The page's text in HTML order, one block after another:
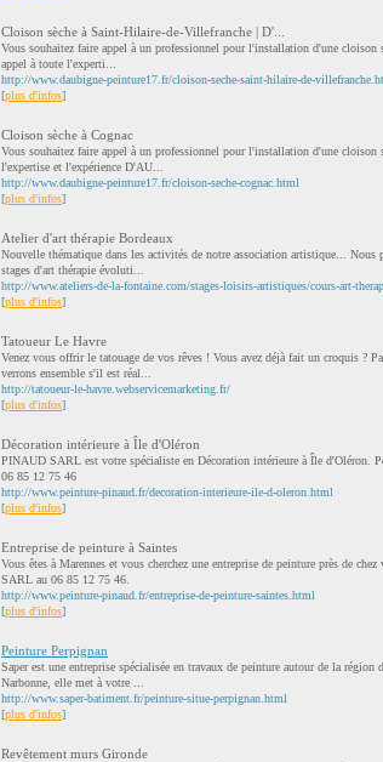
Cloison sèche à Saint-Hilaire-de-Villefranche | D'...
Vous souhaitez faire appel à un professionnel pour l'installation d'une cloison
appel à toute l'experti...
http://www.daubigne-peinture17.fr/cloison-seche-saint-hilaire-de-
[plus d'infos]
Cloison sèche à Cognac
Vous souhaitez faire appel à un professionnel pour l'installation d'une cloison
l'expertise et l'expérience D'AU...
http://www.daubigne-peinture17.fr/cloison-seche-cognac.html
[plus d'infos]
Atelier d'art thérapie Bordeaux
Nouvelle thématique dans les activités de notre association artistique... Nous
stages d'art thérapie évoluti...
http://www.ateliers-de-la-fontaine.com/stages-loisirs-artistiques/cours-art-
[plus d'infos]
Tatoueur Le Havre
Venez vous offrir le tatouage de vos rêves ! Vous avez déjà fait un croquis ?
verrons ensemble s'il est réal...
http://tatoueur-le-havre.webservicemarketing.fr/
[plus d'infos]
Décoration intérieure à Île d'Oléron
PINAUD SARL est votre spécialiste en Décoration intérieure à Île d'Oléron.
06 85 12 75 46
http://www.peinture-pinaud.fr/decoration-interieure-ile-d-oleron.html
[plus d'infos]
Entreprise de peinture à Saintes
Vous êtes à Marennes et vous cherchez une entreprise de peinture près de
SARL au 06 85 12 75 46.
http://www.peinture-pinaud.fr/entreprise-de-peinture-saintes.html
[plus d'infos]
Peinture Perpignan
Saper est une entreprise spécialisée en travaux de peinture autour de la
Narbonne, elle met à votre ...
http://www.saper-batiment.fr/peinture-situe-perpignan.html
[plus d'infos]
Revêtement murs Gironde